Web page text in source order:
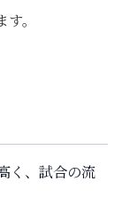
。
く、試合の流